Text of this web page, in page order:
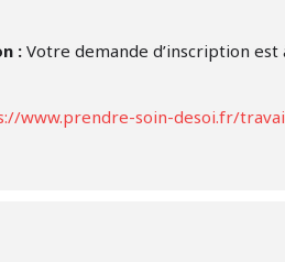
: Votre demande d’inscription est
www.prendre-soin-desoi.fr/